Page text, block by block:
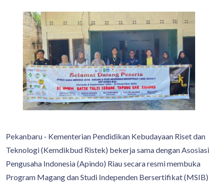
Pekanbaru - Kementerian Pendidikan Kebudayaan Riset dan
Teknologi (Kemdikbud Ristek) bekerja sama dengan Asosiasi
Pengusaha Indonesia (Apindo) Riau secara resmi membuka
Program Magang dan Studi Independen Bersertifikat (MSIB)